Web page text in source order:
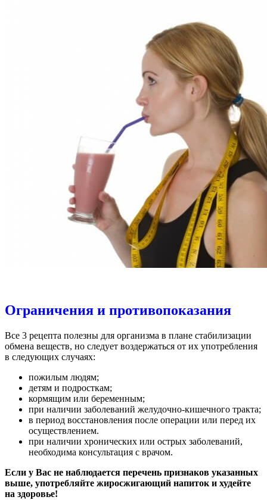
Ограничения и противопоказания
Все 3 рецепта полезны для организма в плане стабилизации
обмена веществ, но следует воздержаться от их употребления
в следующих случаях:
пожилым людям;
детям и подросткам;
кормящим или беременным;
при наличии заболеваний желудочно-кишечного тракта;
в период восстановления после операции или перед их
осуществлением.
при наличии хронических или острых заболеваний,
необходима консультация с врачом.
Если у Вас не наблюдается перечень признаков указанных
выше, употребляйте жиросжигающий напиток и худейте
на здоровье!